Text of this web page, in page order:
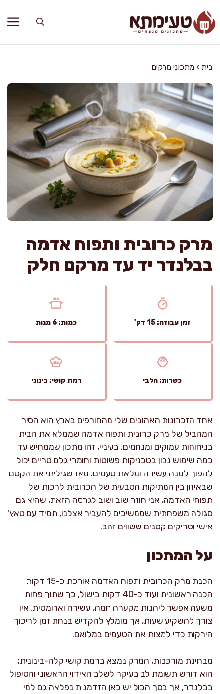
לתוכן
בית › מתכוני מרקים
מרק כרובית ותפוח אדמה
בבלנדר יד עד מרקם חלק
זמן עבודה: 15 דק' כמות: 6 מנות
כשרות: חלבי רמת קושי: בינוני
אחד הזכרונות האהובים שלי מהחורפים בארץ הוא הסיר
המהביל של מרק כרובית ותפוח אדמה שממלא את הבית
בניחוחות עמוקים ומנחמים. בעיניי, זהו מתכון שממחיש עד
כמה שימוש נכון בטכניקות פשוטות וחומרי גלם טריים יכול
להפוך למנה עשירה ומלאת טעמים. מאז שגיליתי את הקסם
שבאיזון בין המתיקות הטבעית של הכרובית לרכות של
תפוחי האדמה, אני חוזר שוב ושוב לגרסה הזאת, שהיא גם
סגולה משפחתית שממשיכים להעביר אצלנו, תמיד עם טאץ'
אישי וטריקים קטנים ששווים זהב.
על המתכון
הכנת מרק הכרובית ותפוח האדמה אורכת כ-15 דקות
הכנה ראשונית ועוד כ-40 דקות בישול, כך שתוך פחות
משעה אפשר ליהנות מקערה חמה, עשירה וארומטית. אין
צורך להשקיע שעות, אך מומלץ להקדיש בנחת זמן לריכוך
הירקות כדי למצות את הטעמים במלואם.
מבחינת מורכבות, המרק נמצא ברמת קושי קלה-בינונית;
הוא דורש תשומת לב בעיקר לשלב האידוי הראשוני והטיפול
בבלנדר, אך בסך הכול יש כאן הזדמנות נפלאה גם למי